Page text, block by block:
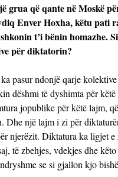
grua që qante në Moskë
Enver Hoxha, këtu pati
t’i bënin homazhe.
për diktatorin?
pasur ndonjë qarje
dëshmi të dyshimta për
jopublike për këtë lajm,
Dhe një lajm i zi për
njerëzit. Diktatura ka ligjet
të zbehjes, vdekjes dhe
se si gjallon kjo